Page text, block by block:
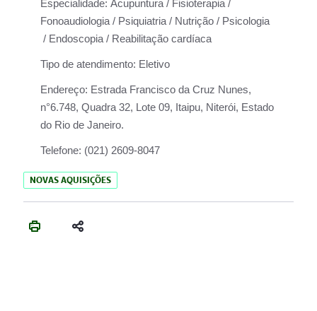
Especialidade: Acupuntura / Fisioterapia /
Fonoaudiologia / Psiquiatria / Nutrição / Psicologia
/ Endoscopia / Reabilitação cardíaca
Tipo de atendimento: Eletivo
Endereço: Estrada Francisco da Cruz Nunes,
n°6.748, Quadra 32, Lote 09, Itaipu, Niterói, Estado
do Rio de Janeiro.
Telefone: (021) 2609-8047
NOVAS AQUISIÇÕES